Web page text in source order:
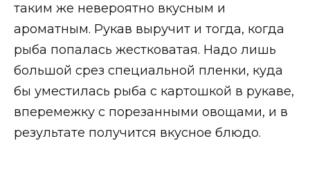
таким же невероятно вкусным и
ароматным. Рукав выручит и тогда, когда
рыба попалась жестковатая. Надо лишь
большой срез специальной пленки, куда
бы уместилась рыба с картошкой в рукаве,
вперемежку с порезанными овощами, и в
результате получится вкусное блюдо.